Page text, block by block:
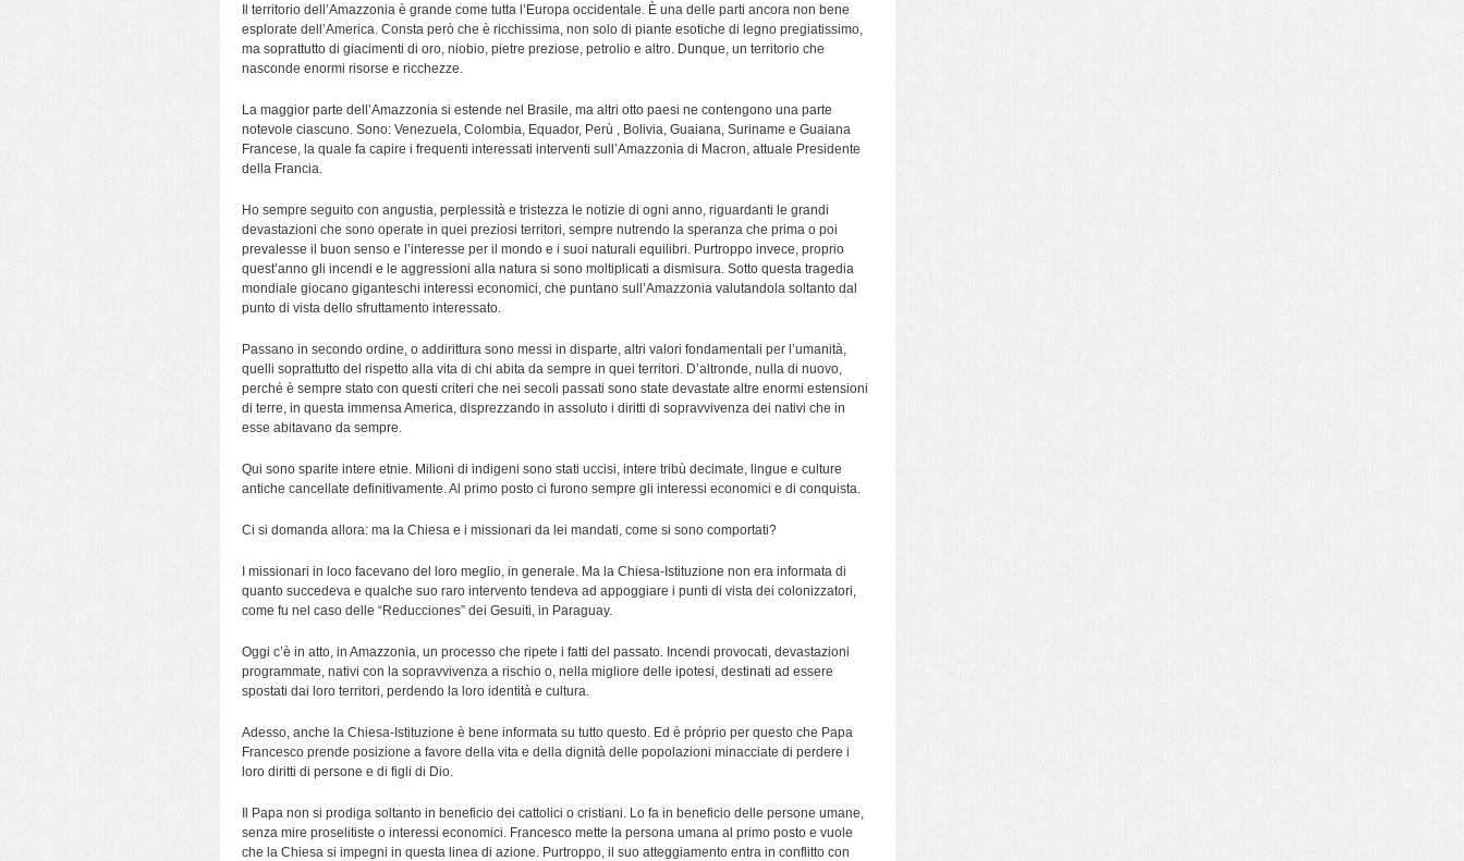
Il territorio dell’Amazzonia è grande come tutta l’Europa occidentale. È una delle parti ancora non bene
esplorate dell’America. Consta però che è ricchissima, non solo di piante esotiche di legno pregiatissimo,
ma soprattutto di giacimenti di oro, niobio, pietre preziose, petrolio e altro. Dunque, un territorio che
nasconde enormi risorse e ricchezze.
La maggior parte dell’Amazzonia si estende nel Brasile, ma altri otto paesi ne contengono una parte
notevole ciascuno. Sono: Venezuela, Colombia, Equador, Perù , Bolivia, Guaiana, Suriname e Guaiana
Francese, la quale fa capire i frequenti interessati interventi sull’Amazzonia di Macron, attuale Presidente
della Francia.
Ho sempre seguito con angustia, perplessità e tristezza le notizie di ogni anno, riguardanti le grandi
devastazioni che sono operate in quei preziosi territori, sempre nutrendo la speranza che prima o poi
prevalesse il buon senso e l’interesse per il mondo e i suoi naturali equilibri. Purtroppo invece, proprio
quest’anno gli incendi e le aggressioni alla natura si sono moltiplicati a dismisura. Sotto questa tragedia
mondiale giocano giganteschi interessi economici, che puntano sull’Amazzonia valutandola soltanto dal
punto di vista dello sfruttamento interessato.
Passano in secondo ordine, o addirittura sono messi in disparte, altri valori fondamentali per l’umanità,
quelli soprattutto del rispetto alla vita di chi abita da sempre in quei territori. D’altronde, nulla di nuovo,
perché è sempre stato con questi criteri che nei secoli passati sono state devastate altre enormi estensioni
di terre, in questa immensa America, disprezzando in assoluto i diritti di sopravvivenza dei nativi che in
esse abitavano da sempre.
Qui sono sparite intere etnie. Milioni di indigeni sono stati uccisi, intere tribù decimate, lingue e culture
antiche cancellate definitivamente. Al primo posto ci furono sempre gli interessi economici e di conquista.
Ci si domanda allora: ma la Chiesa e i missionari da lei mandati, come si sono comportati?
I missionari in loco facevano del loro meglio, in generale. Ma la Chiesa-Istituzione non era informata di
quanto succedeva e qualche suo raro intervento tendeva ad appoggiare i punti di vista dei colonizzatori,
come fu nel caso delle “Reducciones” dei Gesuiti, in Paraguay.
Oggi c’è in atto, in Amazzonia, un processo che ripete i fatti del passato. Incendi provocati, devastazioni
programmate, nativi con la sopravvivenza a rischio o, nella migliore delle ipotesi, destinati ad essere
spostati dai loro territori, perdendo la loro identità e cultura.
Adesso, anche la Chiesa-Istituzione è bene informata su tutto questo. Ed è próprio per questo che Papa
Francesco prende posizione a favore della vita e della dignità delle popolazioni minacciate di perdere i
loro diritti di persone e di figli di Dio.
Il Papa non si prodiga soltanto in beneficio dei cattolici o cristiani. Lo fa in beneficio delle persone umane,
senza mire proselitiste o interessi economici. Francesco mette la persona umana al primo posto e vuole
che la Chiesa si impegni in questa linea di azione. Purtroppo, il suo atteggiamento entra in conflitto con